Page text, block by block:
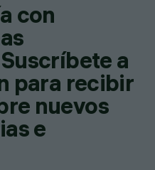
con
a
para recibir
nuevos
e